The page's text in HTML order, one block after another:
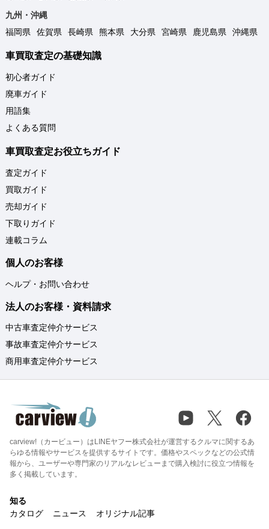
九州・沖縄
福岡県
佐賀県 長崎県 熊本県 大分県 宮崎県 鹿児島県 沖縄県
車買取査定の基礎知識
初心者ガイド
廃車ガイド
用語集
よくある質問
車買取査定お役立ちガイド
査定ガイド
買取ガイド
売却ガイド
下取りガイド
連載コラム
個人のお客様
ヘルプ・お問い合わせ
法人のお客様・資料請求
中古車査定仲介サービス
事故車査定仲介サービス
商用車査定仲介サービス
carview!（カービュー）はLINEヤフー株式会社が運営するクルマに関するあ
らゆる情報やサービスを提供するサイトです。価格やスペックなどの公式情
報から、ユーザーや専門家のリアルなレビューまで購入検討に役立つ情報を
多く掲載しています。
知る
カタログ
ニュース オリジナル記事